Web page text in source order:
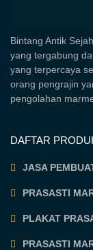
Bintang Antik
yang tergabung
yang terpercaya
orang pengrajin
pengolahan
DAFTAR
JASA
PRASASTI
PLAKAT
PRASASTI